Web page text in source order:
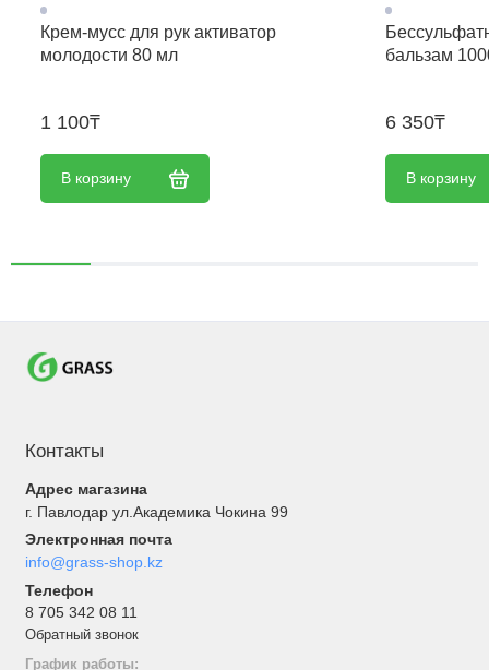
Крем-мусс для рук активатор
молодости 80 мл
1 100₸
В корзину
бальзам
6 350₸
В корзину
Контакты
Адрес магазина
г. Павлодар ул.Академика Чокина 99
Электронная почта
info@grass-shop.kz
Телефон
8 705 342 08 11
Обратный звонок
График работы: